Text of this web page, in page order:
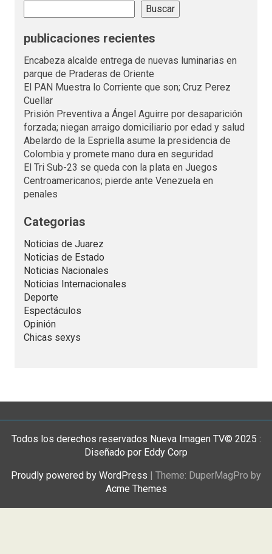
Buscar
publicaciones recientes
Encabeza alcalde entrega de nuevas luminarias en
parque de Praderas de Oriente
El PAN Muestra lo Corriente que son; Cruz Perez
Cuellar
Prisión Preventiva a Ángel Aguirre por desaparición
forzada; niegan arraigo domiciliario por edad y salud
Abelardo de la Espriella asume la presidencia de
Colombia y promete mano dura en seguridad
El Tri Sub-23 se queda con la plata en Juegos
Centroamericanos; pierde ante Venezuela en
penales
Categorias
Noticias de Juarez
Noticias de Estado
Noticias Nacionales
Noticias Internacionales
Deporte
Espectáculos
Opinión
Chicas sexys
Todos los derechos reservados Nueva Imagen TV© 2025 :
Diseñado por Eddy Corp
Proudly powered by WordPress | Theme: DuperMagPro by
Acme Themes